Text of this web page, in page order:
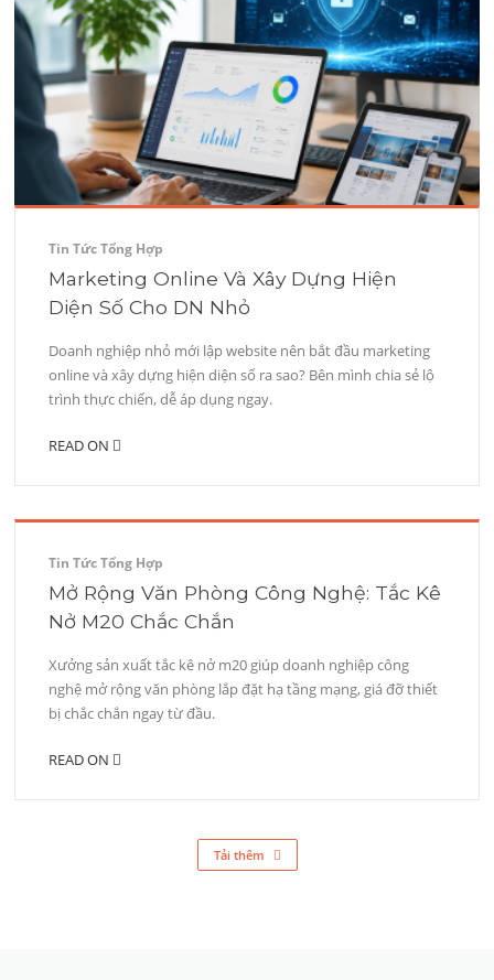
Tin Tức Tổng Hợp
Marketing Online Và Xây Dựng Hiện
Diện Số Cho DN Nhỏ
Doanh nghiệp nhỏ mới lập website nên bắt đầu marketing
online và xây dựng hiện diện số ra sao? Bên mình chia sẻ lộ
trình thực chiến, dễ áp dụng ngay.
READ ON
Tin Tức Tổng Hợp
Mở Rộng Văn Phòng Công Nghệ: Tắc Kê
Nở M20 Chắc Chắn
Xưởng sản xuất tắc kê nở m20 giúp doanh nghiệp công
nghệ mở rộng văn phòng lắp đặt hạ tầng mạng, giá đỡ thiết
bị chắc chắn ngay từ đầu.
READ ON
Tải thêm